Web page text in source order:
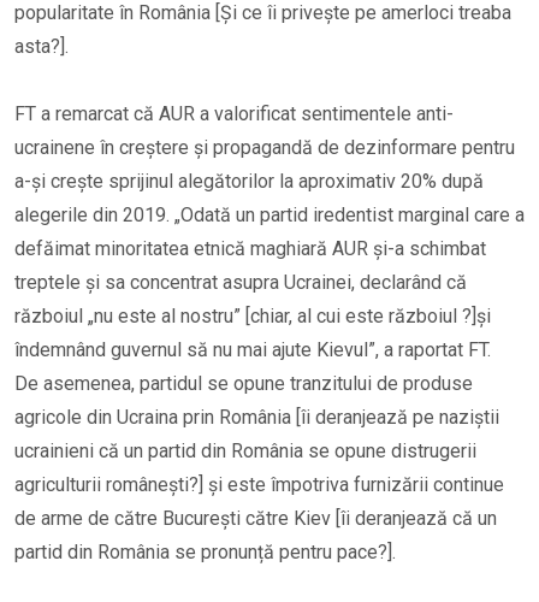
popularitate în România [Și ce îi privește pe amerloci treaba
asta?].
FT a remarcat că AUR a valorificat sentimentele anti-
ucrainene în creștere și propagandă de dezinformare pentru
a-și crește sprijinul alegătorilor la aproximativ 20% după
alegerile din 2019. „Odată un partid iredentist marginal care a
defăimat minoritatea etnică maghiară AUR și-a schimbat
treptele și sa concentrat asupra Ucrainei, declarând că
războiul „nu este al nostru” [chiar, al cui este războiul ?]și
îndemnând guvernul să nu mai ajute Kievul”, a raportat FT.
De asemenea, partidul se opune tranzitului de produse
agricole din Ucraina prin România [îi deranjează pe naziștii
ucrainieni că un partid din România se opune distrugerii
agriculturii românești?] și este împotriva furnizării continue
de arme de către București către Kiev [îi deranjează că un
partid din România se pronunță pentru pace?].